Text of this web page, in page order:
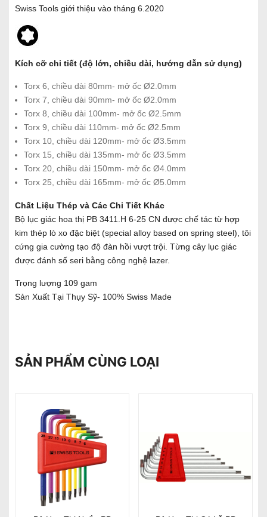
Swiss Tools giới thiệu vào tháng 6.2020
Kích cỡ chi tiết (độ lớn, chiều dài, hướng dẫn sử dụng)
Torx 6, chiều dài 80mm- mở ốc Ø2.0mm
Torx 7, chiều dài 90mm- mở ốc Ø2.0mm
Torx 8, chiều dài 100mm- mở ốc Ø2.5mm
Torx 9, chiều dài 110mm- mở ốc Ø2.5mm
Torx 10, chiều dài 120mm- mở ốc Ø3.5mm
Torx 15, chiều dài 135mm- mở ốc Ø3.5mm
Torx 20, chiều dài 150mm- mở ốc Ø4.0mm
Torx 25, chiều dài 165mm- mở ốc Ø5.0mm
Chất Liệu Thép và Các Chi Tiết Khác
Bộ lục giác hoa thị PB 3411.H 6-25 CN được chế tác từ hợp
kim thép lò xo đặc biệt (special alloy based on spring steel), tôi
cứng gia cường tạo độ đàn hồi vượt trội. Từng cây lục giác
được đánh số seri bằng công nghệ lazer.
Trọng lượng 109 gam
Sản Xuất Tại Thụy Sỹ- 100% Swiss Made
SẢN PHẨM CÙNG LOẠI